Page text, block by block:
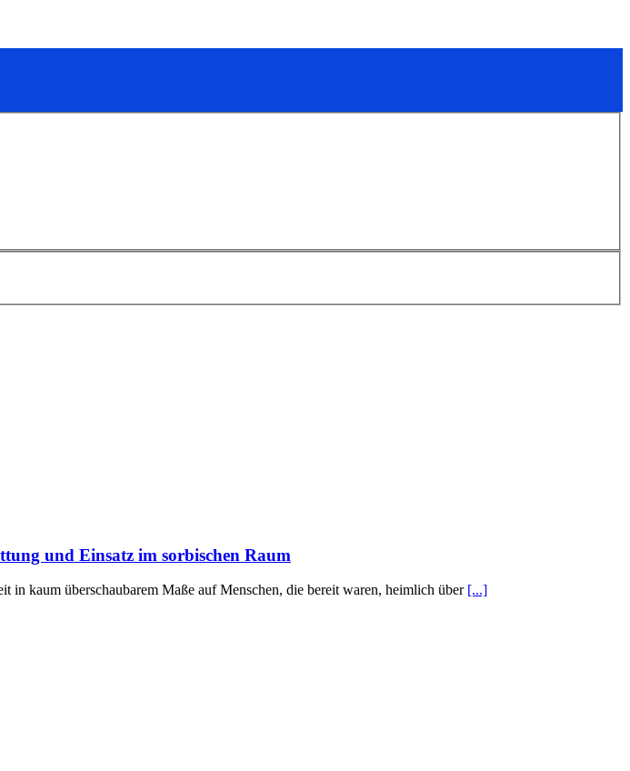
und Einsatz im sorbischen Raum
in kaum überschaubarem Maße auf Menschen, die bereit waren, heimlich über [...]